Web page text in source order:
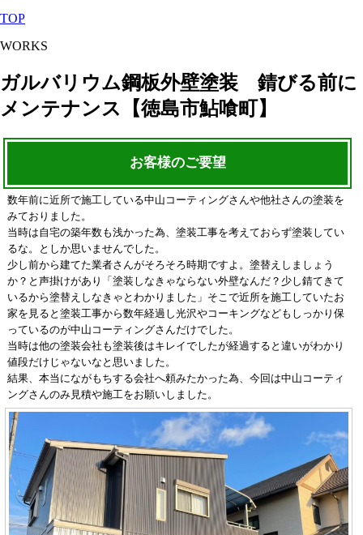
TOP
WORKS
ガルバリウム鋼板外壁塗装 錆びる前に
メンテナンス【徳島市鮎喰町】
お客様のご要望
数年前に近所で施工している中山コーティングさんや他社さんの塗装を
みておりました。
当時は自宅の築年数も浅かった為、塗装工事を考えておらず塗装してい
るな。としか思いませんでした。
少し前から建てた業者さんがそろそろ時期ですよ。塗替えしましょう
か？と声掛けがあり「塗装しなきゃならない外壁なんだ？少し錆てきて
いるから塗替えしなきゃとわかりました」そこで近所を施工していたお
家を見ると塗装工事から数年経過し光沢やコーキングなどもしっかり保
っているのが中山コーティングさんだけでした。
当時は他の塗装会社も塗装後はキレイでしたが経過すると違いがわかり
値段だけじゃないなと思いました。
結果、本当にながもちする会社へ頼みたかった為、今回は中山コーティ
ングさんのみ見積や施工をお願いしました。